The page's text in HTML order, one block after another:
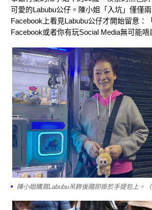
可愛的Labubu公仔。陳小姐「入坑」僅僅
Facebook上看見Labubu公仔才開始留意：
Facebook或者你有玩Social Media無可能唔
陳小姐購買Labubu吊飾後隨即掛於手提包上。（